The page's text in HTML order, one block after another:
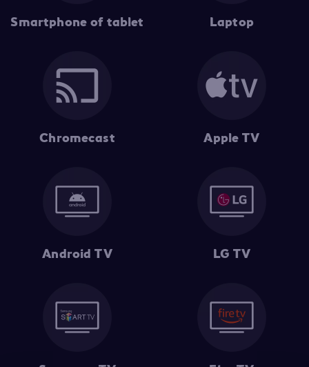
Smartphone of tablet Laptop
Chromecast Apple TV
Android TV LG TV